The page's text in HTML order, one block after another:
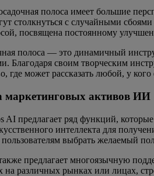
полоса имеет большие
столкнуться с случайными
посвящена постоянному
полоса — это динамичный
Благодаря своим творческим
где может рассказать любой, у кого
маркетинговых активов ИИ
AI предлагает ряд функций,
интеллекта для
выбрать желаемый
предлагает многоязычную
различных рынках или лицах,